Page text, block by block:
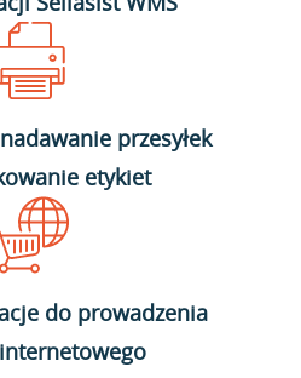
przesyłek
etykiet
do prowadzenia